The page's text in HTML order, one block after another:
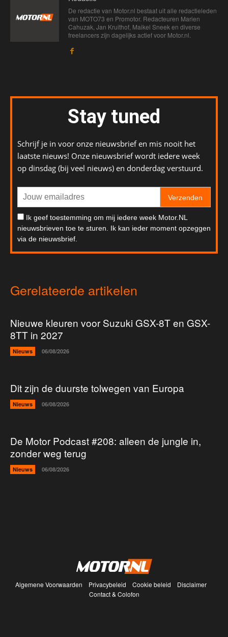
De redactie van Motor.nl bestaat uit alle redactieleden
van MOTO73 en Promotor. Redacteuren Marien
Cahuzak, Jan Kruithof, Maikel Sneek en diverse
freelancers zijn dagelijks actief voor Motor.nl.
Stay tuned
Schrijf je in voor onze nieuwsbrief en mis nooit het
laatste nieuws! Onze nieuwsbrief wordt iedere week
op dinsdag (bij veel nieuws) en donderdag verstuurd.
Verzenden
Ik geef toestemming om mij iedere week Motor.NL
nieuwsbrieven toe te sturen. Ik kan ieder moment opzeggen
via de nieuwsbrief.
Gerelateerde artikelen
Nieuwe kleuren voor Suzuki GSX-8T en GSX-
8TT in 2027
Nieuws 06/08/2026
Dit zijn de duurste tolwegen van Europa
Nieuws 06/08/2026
De Motor Podcast #208: alleen de jungle in,
zonder weg terug
Nieuws 06/08/2026
Algemene Voorwaarden Privacybeleid Cookie beleid
Disclaimer
Contact & Colofon